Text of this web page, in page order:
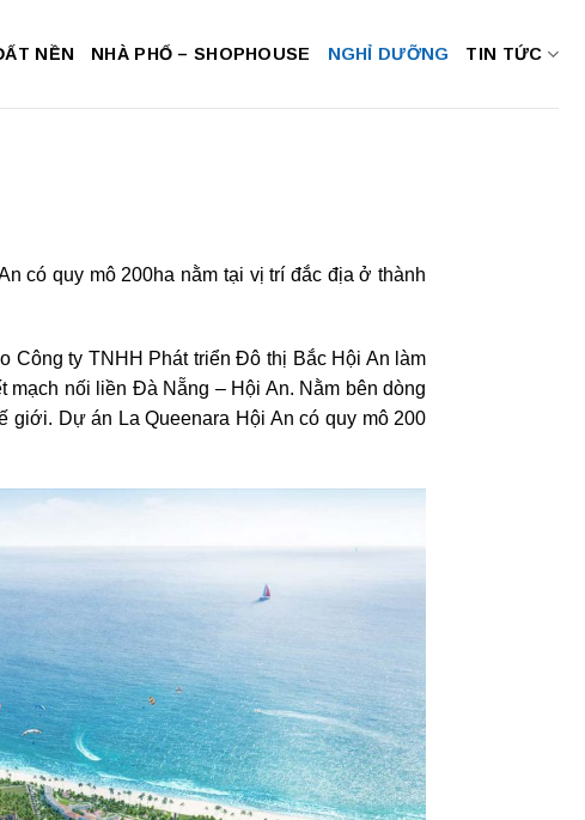
NỀN NHÀ PHỐ – SHOPHOUSE NGHỈ DƯỠNG TIN TỨC
có quy mô 200ha nằm tại vị trí đắc địa ở thành
Công ty TNHH Phát triển Đô thị Bắc Hội An làm
nối liền Đà Nẵng – Hội An. Nằm bên dòng
giới. Dự án La Queenara Hội An có quy mô 200